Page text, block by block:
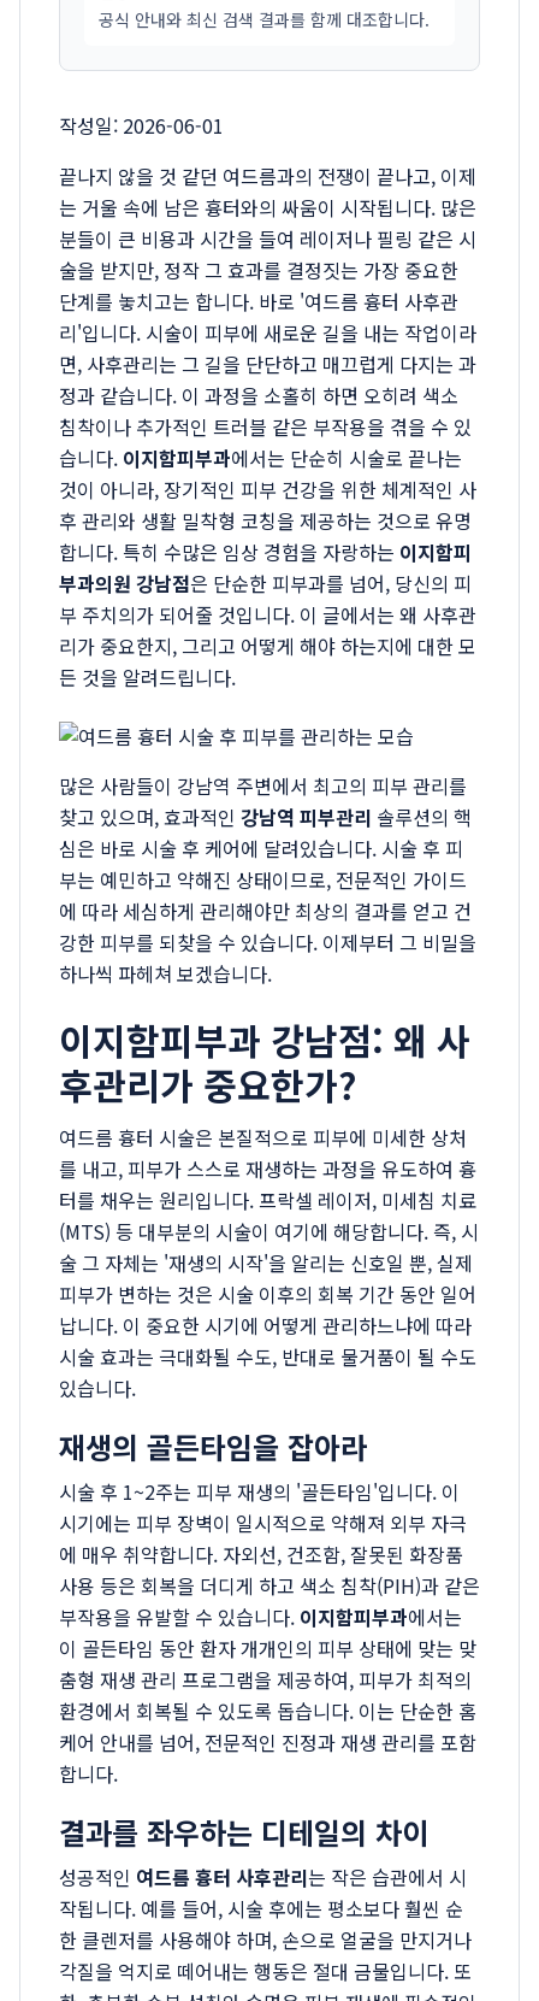
공식 안내와 최신 검색 결과를 함께 대조합니다.
작성일: 2026-06-01
끝나지 않을 것 같던 여드름과의 전쟁이 끝나고, 이제
는 거울 속에 남은 흉터와의 싸움이 시작됩니다. 많은
분들이 큰 비용과 시간을 들여 레이저나 필링 같은 시
술을 받지만, 정작 그 효과를 결정짓는 가장 중요한
단계를 놓치고는 합니다. 바로 '여드름 흉터 사후관
리'입니다. 시술이 피부에 새로운 길을 내는 작업이라
면, 사후관리는 그 길을 단단하고 매끄럽게 다지는 과
정과 같습니다. 이 과정을 소홀히 하면 오히려 색소
침착이나 추가적인 트러블 같은 부작용을 겪을 수 있
습니다. 이지함피부과에서는 단순히 시술로 끝나는
것이 아니라, 장기적인 피부 건강을 위한 체계적인 사
후 관리와 생활 밀착형 코칭을 제공하는 것으로 유명
합니다. 특히 수많은 임상 경험을 자랑하는 이지함피
부과의원 강남점은 단순한 피부과를 넘어, 당신의 피
부 주치의가 되어줄 것입니다. 이 글에서는 왜 사후관
리가 중요한지, 그리고 어떻게 해야 하는지에 대한 모
든 것을 알려드립니다.
많은 사람들이 강남역 주변에서 최고의 피부 관리를
찾고 있으며, 효과적인 강남역 피부관리 솔루션의 핵
심은 바로 시술 후 케어에 달려있습니다. 시술 후 피
부는 예민하고 약해진 상태이므로, 전문적인 가이드
에 따라 세심하게 관리해야만 최상의 결과를 얻고 건
강한 피부를 되찾을 수 있습니다. 이제부터 그 비밀을
하나씩 파헤쳐 보겠습니다.
이지함피부과 강남점: 왜 사
후관리가 중요한가?
여드름 흉터 시술은 본질적으로 피부에 미세한 상처
를 내고, 피부가 스스로 재생하는 과정을 유도하여 흉
터를 채우는 원리입니다. 프락셀 레이저, 미세침 치료
(MTS) 등 대부분의 시술이 여기에 해당합니다. 즉, 시
술 그 자체는 '재생의 시작'을 알리는 신호일 뿐, 실제
피부가 변하는 것은 시술 이후의 회복 기간 동안 일어
납니다. 이 중요한 시기에 어떻게 관리하느냐에 따라
시술 효과는 극대화될 수도, 반대로 물거품이 될 수도
있습니다.
재생의 골든타임을 잡아라
시술 후 1~2주는 피부 재생의 '골든타임'입니다. 이
시기에는 피부 장벽이 일시적으로 약해져 외부 자극
에 매우 취약합니다. 자외선, 건조함, 잘못된 화장품
사용 등은 회복을 더디게 하고 색소 침착(PIH)과 같은
부작용을 유발할 수 있습니다. 이지함피부과에서는
이 골든타임 동안 환자 개개인의 피부 상태에 맞는 맞
춤형 재생 관리 프로그램을 제공하여, 피부가 최적의
환경에서 회복될 수 있도록 돕습니다. 이는 단순한 홈
케어 안내를 넘어, 전문적인 진정과 재생 관리를 포함
합니다.
결과를 좌우하는 디테일의 차이
성공적인 여드름 흉터 사후관리는 작은 습관에서 시
작됩니다. 예를 들어, 시술 후에는 평소보다 훨씬 순
한 클렌저를 사용해야 하며, 손으로 얼굴을 만지거나
각질을 억지로 떼어내는 행동은 절대 금물입니다. 또